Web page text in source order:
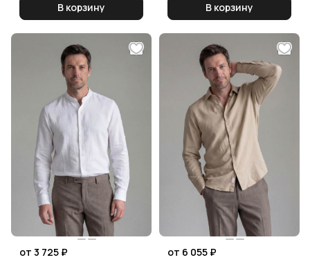
В корзину В корзину
от 3 725 ₽
от 6 055 ₽